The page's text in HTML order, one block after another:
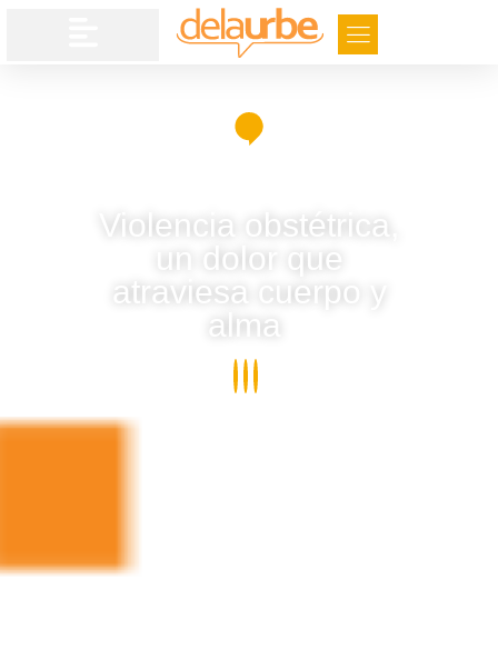
Violencia obstétrica,
un dolor que
atraviesa cuerpo y
alma